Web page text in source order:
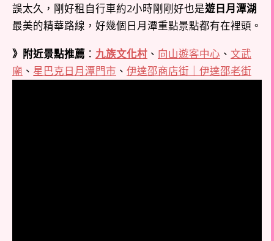
誤太久，剛好租自行車約2小時剛剛好也是遊日月潭湖
最美的精華路線，好幾個日月潭重點景點都有在裡頭。
》附近景點推薦 ： 九族文化村 、 向山遊客中心 、 文武
廟 、 星巴克日月潭門市 、 伊達邵商店街｜伊達邵老街